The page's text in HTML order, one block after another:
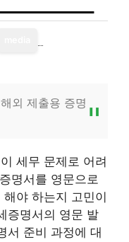
외 제출용 증명
세무 문제로 어려
명서를 영문으로
야 하는지 고민이
증명서의 영문 발
서 준비 과정에 대